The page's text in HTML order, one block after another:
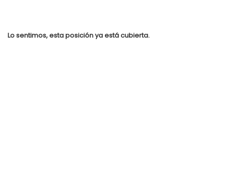
Lo sentimos, esta posición ya está cubierta.